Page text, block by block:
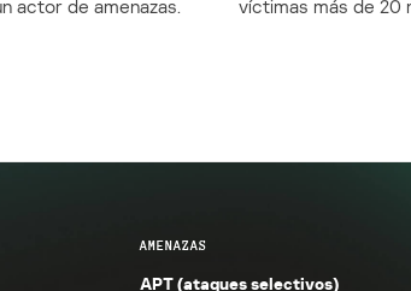
actor de amenazas.
víctimas más de 20
AMENAZAS
APT (ataques selectivos)